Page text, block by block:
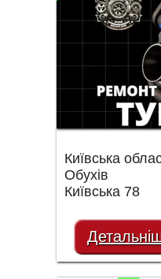
Київська
Обухів
Київська 78